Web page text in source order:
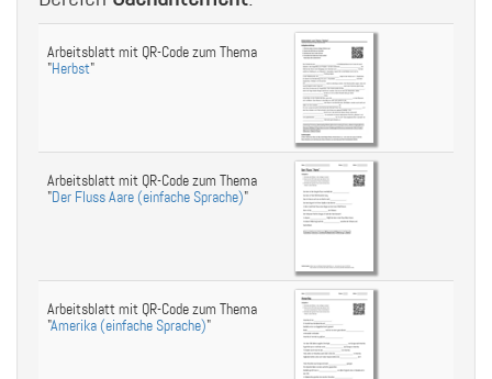
Arbeitsblatt mit QR-Code zum Thema
"Herbst"
Arbeitsblatt mit QR-Code zum Thema
"Der Fluss Aare (einfache Sprache)"
Arbeitsblatt mit QR-Code zum Thema
"Amerika (einfache Sprache)"